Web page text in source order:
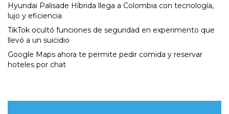
Hyundai Palisade Híbrida llega a Colombia con tecnología,
lujo y eficiencia
TikTok ocultó funciones de seguridad en experimento que
llevó a un suicidio
Google Maps ahora te permite pedir comida y reservar
hoteles por chat